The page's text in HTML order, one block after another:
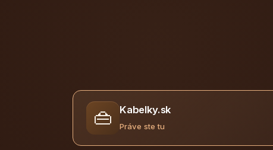
👜 Kabelky.sk
Práve ste tu